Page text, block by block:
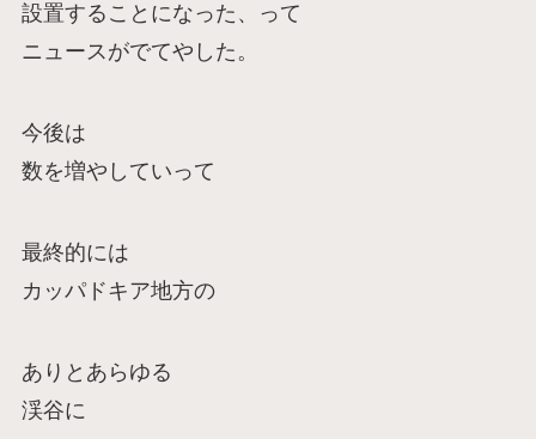
設置することになった、って
ニュースがでてやした。
今後は
数を増やしていって
最終的には
カッパドキア地方の
ありとあらゆる
渓谷に